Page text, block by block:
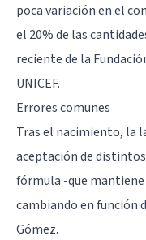
poca variación en el
el 20% de las
reciente de la
UNICEF.
Errores comunes
Tras el nacimiento, la
aceptación de distintos
fórmula -que
cambiando en función
Gómez.